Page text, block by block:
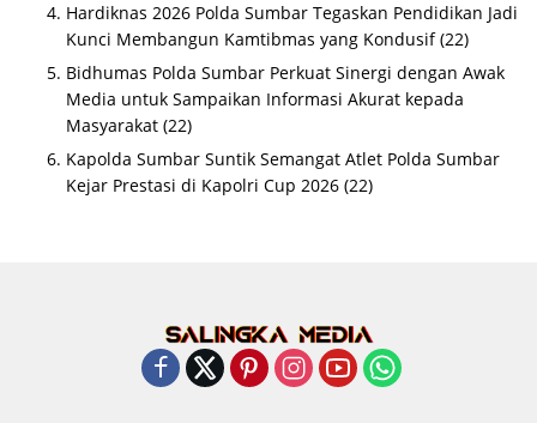
Hardiknas 2026 Polda Sumbar Tegaskan Pendidikan Jadi
Kunci Membangun Kamtibmas yang Kondusif (22)
Bidhumas Polda Sumbar Perkuat Sinergi dengan Awak
Media untuk Sampaikan Informasi Akurat kepada
Masyarakat (22)
Kapolda Sumbar Suntik Semangat Atlet Polda Sumbar
Kejar Prestasi di Kapolri Cup 2026 (22)